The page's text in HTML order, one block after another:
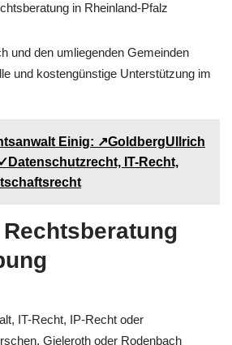
in Rheinland-Pfalz
und den umliegenden Gemeinden
und kostengünstige Unterstützung im
Einig: ↗️GoldbergUllrich
IT-Recht,
IT-Recht, IP-Recht oder
Gieleroth oder Rodenbach